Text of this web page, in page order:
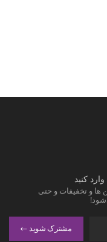
کنید
ها و تخفیفات و حتی
مشترک شوید